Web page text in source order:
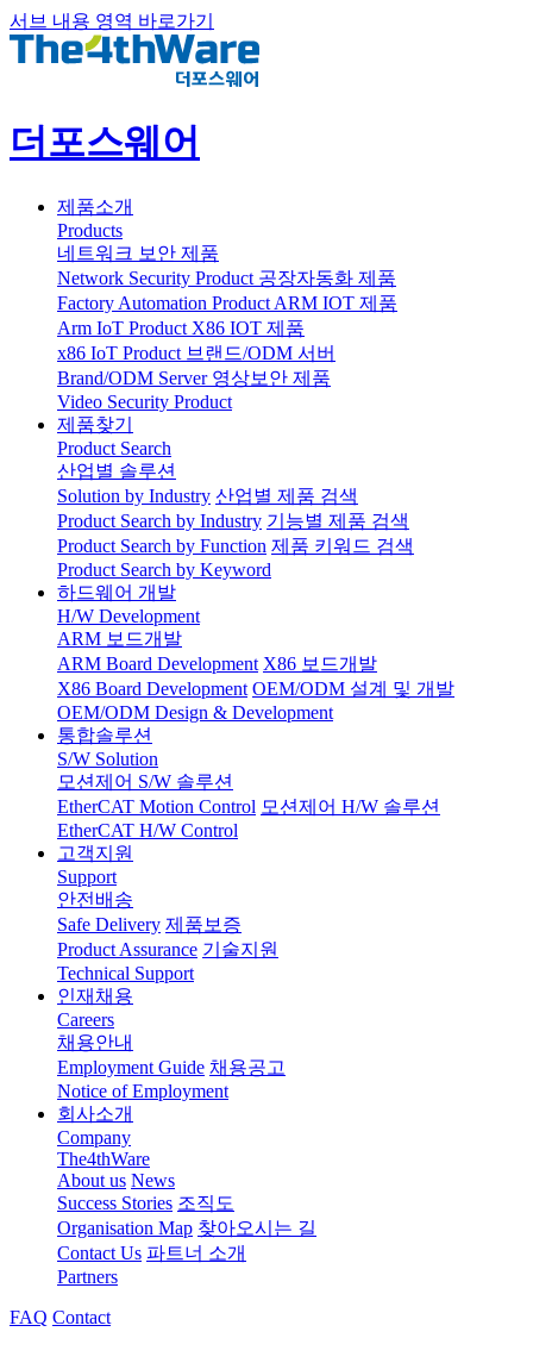
서브 내용 영역 바로가기
더포스웨어
제품소개
Products
네트워크 보안 제품
Network Security Product 공장자동화 제품
Factory Automation Product ARM IOT 제품
Arm IoT Product X86 IOT 제품
x86 IoT Product 브랜드/ODM 서버
Brand/ODM Server 영상보안 제품
Video Security Product
제품찾기
Product Search
산업별 솔루션
Solution by Industry 산업별 제품 검색
Product Search by Industry 기능별 제품 검색
Product Search by Function 제품 키워드 검색
Product Search by Keyword
하드웨어 개발
H/W Development
ARM 보드개발
ARM Board Development X86 보드개발
X86 Board Development OEM/ODM 설계 및 개발
OEM/ODM Design & Development
통합솔루션
S/W Solution
모션제어 S/W 솔루션
EtherCAT Motion Control 모션제어 H/W 솔루션
EtherCAT H/W Control
고객지원
Support
안전배송
Safe Delivery 제품보증
Product Assurance 기술지원
Technical Support
인재채용
Careers
채용안내
Employment Guide 채용공고
Notice of Employment
회사소개
Company
The4thWare
About us News
Success Stories 조직도
Organisation Map 찾아오시는 길
Contact Us 파트너 소개
Partners
FAQ Contact